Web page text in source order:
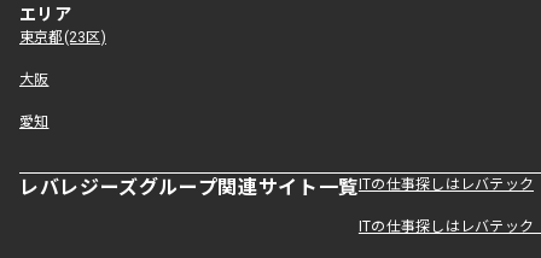
エリア
東京都(23区)
大阪
愛知
レバレジーズグループ関連サイト一覧 ITの仕事探しはレバテック
ITの仕事探しはレバテッ